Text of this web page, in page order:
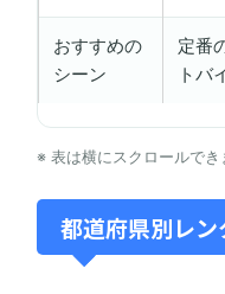
おすすめの
シーン
定番
トバ
※ 表は横にスクロールでき
都道府県別レン